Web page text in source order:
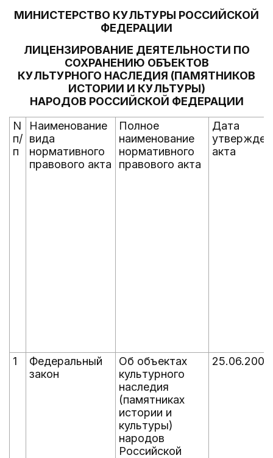
МИНИСТЕРСТВО КУЛЬТУРЫ РОССИЙСКОЙ
ФЕДЕРАЦИИ
ЛИЦЕНЗИРОВАНИЕ ДЕЯТЕЛЬНОСТИ ПО
СОХРАНЕНИЮ ОБЪЕКТОВ
КУЛЬТУРНОГО НАСЛЕДИЯ (ПАМЯТНИКОВ
ИСТОРИИ И КУЛЬТУРЫ)
НАРОДОВ РОССИЙСКОЙ ФЕДЕРАЦИИ
N
п/
п
Наименование
вида
нормативного
правового акта
Полное
наименование
нормативного
правового акта
Дата
акта
1
Федеральный
закон
Об объектах
культурного
наследия
(памятниках
истории и
культуры)
народов
Российской
25.06.2002